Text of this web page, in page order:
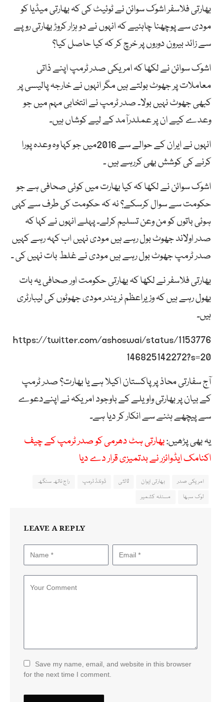
بھارتی فلاسفر اشوک سوائن نے ٹوئیٹ کی کہ بھارتی میڈیا کو
مودی سے پوچھنا چاہئیے کہ انہوں نے دو ہزار کروڑ بھارتی روپے
سے زائد بیرون دوروں پر خرچ کر کہ کیا حاصل کیا؟
اشوک سوائن نے لکھا کہ امریکی صدر ٹرمپ اپنے ذاتی
معاملات پر جھوٹ بولتے ہیں مگر انہوں نے خارجہ پالیسی پر
کبھی جھوٹ نہیں بولا۔ صدر ٹرمپ نے انتخابی مہم میں جو
وعدے کیے ان پر عملدرآمد کے لیے کوشاں ہیں۔
انہوں نے ایران کے حوالے سے 2016میں جو کہا وہ وعدہ پورا
کرنے کی کوشش بھی کررہے ہیں ۔
اشوک سوائن نے لکھا کہ کیا بھارت میں کوئی صحافی ہے جو
حکومت سے سوال کرسکے؟ نہ کہ حکومت کی طرف سے کہی
ہوئی باتوں کو من وعن تسلیم کرلے۔ پہلے انہوں نے کہا کہ
صدر اولاند جھوٹ بول رہے ہیں مودی نہیں اب کہہ رہے کہیں
صدر ٹرمپ جھوٹ بول رہے ہیں مودی نے غلط بات نہیں کی ۔
بھارتی فلاسفر نے لکھا کہ بھارتی حکومت اور صحافی یہ بات
بھول رہے ہیں کہ وزیراعظم نریندر مودی جھوٹوں کی لیبارٹری
ہیں۔
https://twitter.com/ashoswai/status/1153776
146825142272?s=20
آج سفارتی محاذ پر پاکستان اکیلا ہے یا بھارت؟ صدر ٹرمپ
کے بیان پر بھارتی واویلے کے باوجود امریکہ نے اپنےدعوے
سے پیچھے ہٹنے سے انکار کر دیا ہے۔
یہ بھی پڑھیں:بھارتی ہٹ دھرمی کو صدر ٹرمپ کے چیف
اکنامک ایڈوائزر نے بدتمیزی قرار دے دیا
امریکی صدر بھارتی ایوان ثالثی ڈونلڈ ٹرمپ
راج ناتھ سنگھ
لوک سبھا
مسئلہ کشمیر
LEAVE A REPLY
Save my name, email, and website in this browser
for the next time I comment.